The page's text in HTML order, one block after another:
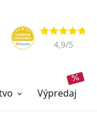
Hodnotenia
4,9/5
výpredaj